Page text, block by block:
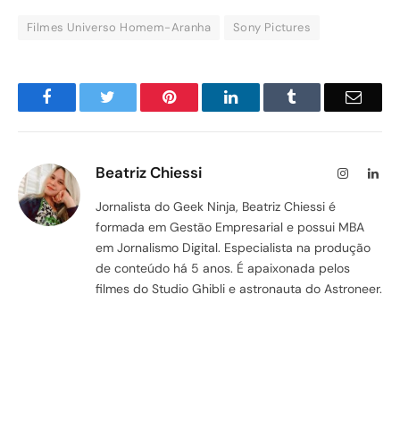
Filmes Universo Homem-Aranha Sony Pictures
Facebook Pinterest LinkedIn Email
Beatriz Chiessi Instagram
Jornalista do Geek Ninja, Beatriz Chiessi é
formada em Gestão Empresarial e possui MBA
em Jornalismo Digital. Especialista na produção
de conteúdo há 5 anos. É apaixonada pelos
filmes do Studio Ghibli e astronauta do Astroneer.